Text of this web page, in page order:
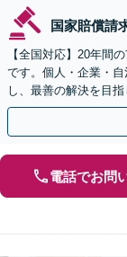
国家賠償請
【全国対応】20年間
です。個人・企業・
し、最善の解決を目
談可】【ビデオ面談
電話でお問